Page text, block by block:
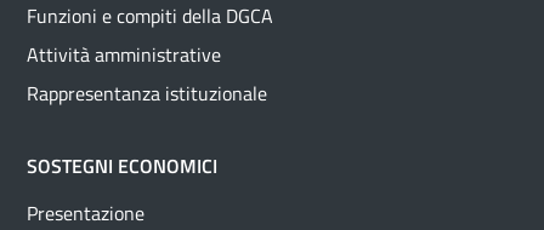
Funzioni e compiti della DGCA
Attività amministrative
Rappresentanza istituzionale
SOSTEGNI ECONOMICI
Presentazione